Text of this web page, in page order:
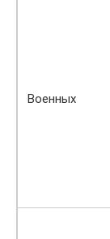
Военных